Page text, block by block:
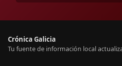
Crónica Galicia
Tu fuente de información local